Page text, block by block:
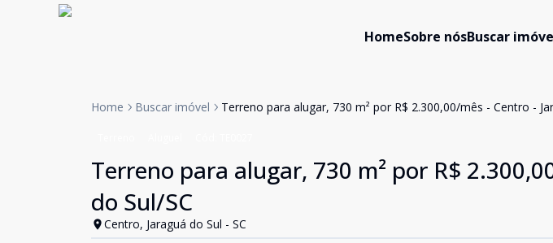
HomeSobre nósBuscar
Home Buscar imóvel Terreno para alugar, 730 m² por R$ 2.300,00/mês - Centro -
Terreno para alugar, 730 m² por R$
do Sul/SC
Centro, Jaraguá do Sul - SC